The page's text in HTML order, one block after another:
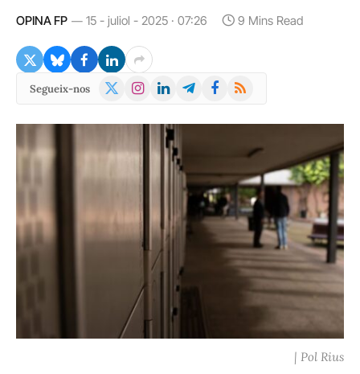
OPINA FP 15 - juliol - 2025 · 07:26 9 Mins Read
Segueix-nos
X
Instagram
LinkedInTelegramFacebook
RSS
| Pol Rius